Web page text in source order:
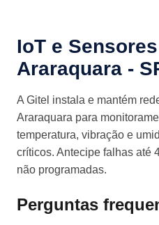
IoT e
Araraquara -
A Gitel instala e mantém
Araraquara para
temperatura, vibração e
críticos. Antecipe falhas até
não programadas.
Perguntas